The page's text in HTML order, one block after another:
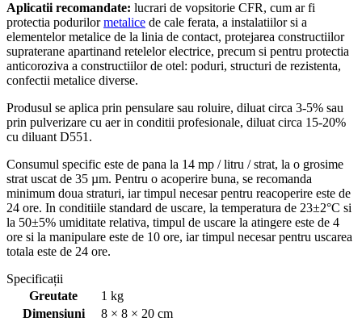
Aplicatii recomandate: lucrari de vopsitorie CFR, cum ar fi
protectia podurilormetalice de cale ferata, a instalatiilor si a
elementelor metalice de la linia de contact, protejarea constructiilor
supraterane apartinand retelelor electrice, precum si pentru protectia
anticoroziva a constructiilor de otel: poduri, structuri de rezistenta,
confectii metalice diverse.
Produsul se aplica prin pensulare sau roluire, diluat circa 3-5% sau
prin pulverizare cu aer in conditii profesionale, diluat circa 15-20%
cu diluant D551.
Consumul specific este de pana la 14 mp / litru / strat, la o grosime
strat uscat de 35 µm. Pentru o acoperire buna, se recomanda
minimum doua straturi, iar timpul necesar pentru reacoperire este de
24 ore. In conditiile standard de uscare, la temperatura de 23±2°C si
la 50±5% umiditate relativa, timpul de uscare la atingere este de 4
ore si la manipulare este de 10 ore, iar timpul necesar pentru uscarea
totala este de 24 ore.
Specificații
Greutate
1 kg
Dimensiuni
8 × 8 × 20 cm